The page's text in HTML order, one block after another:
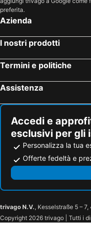
preferita.
Azienda
I nostri prodotti
Termini e politiche
Assistenza
Accedi e
esclusivi per gli
Personalizza la tua
Offerte fedeltà e
trivago N.V., Kesselstraße 5 –
Copyright 2026 trivago | Tutti i